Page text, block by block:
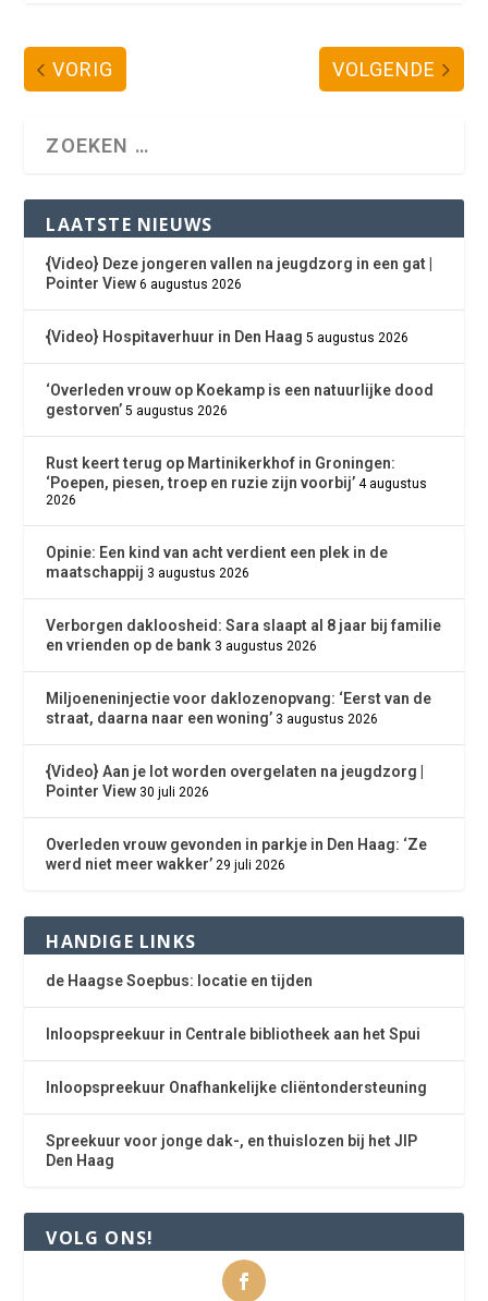
VORIG VOLGENDE
LAATSTE NIEUWS
{Video} Deze jongeren vallen na jeugdzorg in een gat |
Pointer View 6 augustus 2026
{Video} Hospitaverhuur in Den Haag 5 augustus 2026
‘Overleden vrouw op Koekamp is een natuurlijke dood
gestorven’ 5 augustus 2026
Rust keert terug op Martinikerkhof in Groningen:
‘Poepen, piesen, troep en ruzie zijn voorbij’ 4 augustus
2026
Opinie: Een kind van acht verdient een plek in de
maatschappij 3 augustus 2026
Verborgen dakloosheid: Sara slaapt al 8 jaar bij familie
en vrienden op de bank 3 augustus 2026
Miljoeneninjectie voor daklozenopvang: ‘Eerst van de
straat, daarna naar een woning’ 3 augustus 2026
{Video} Aan je lot worden overgelaten na jeugdzorg |
Pointer View 30 juli 2026
Overleden vrouw gevonden in parkje in Den Haag: ‘Ze
werd niet meer wakker’ 29 juli 2026
HANDIGE LINKS
de Haagse Soepbus: locatie en tijden
Inloopspreekuur in Centrale bibliotheek aan het Spui
Inloopspreekuur Onafhankelijke cliëntondersteuning
Spreekuur voor jonge dak-, en thuislozen bij het JIP
Den Haag
VOLG ONS!